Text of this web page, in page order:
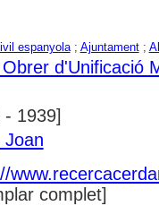
espanyola; Ajuntament;
d'Unificació
- 1939]
Joan
complet]